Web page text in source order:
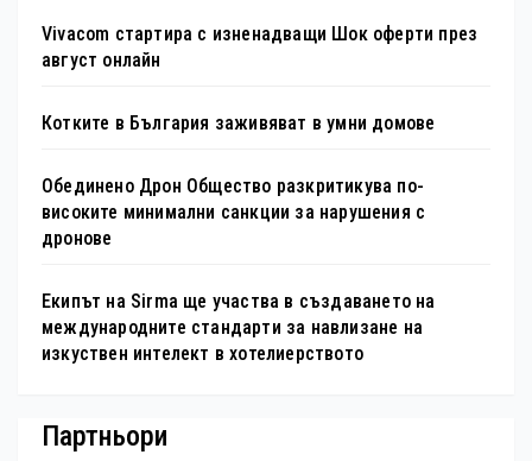
Vivacom стартира с изненадващи Шок оферти през
август онлайн
Котките в България заживяват в умни домове
Обединено Дрон Общество разкритикува по-
високите минимални санкции за нарушения с
дронове
Екипът на Sirma ще участва в създаването на
международните стандарти за навлизане на
изкуствен интелект в хотелиерството
Партньори